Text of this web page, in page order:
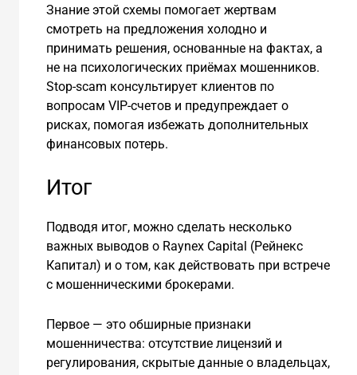
Знание этой схемы помогает жертвам
смотреть на предложения холодно и
принимать решения, основанные на фактах, а
не на психологических приёмах мошенников.
Stop-scam консультирует клиентов по
вопросам VIP-счетов и предупреждает о
рисках, помогая избежать дополнительных
финансовых потерь.
Итог
Подводя итог, можно сделать несколько
важных выводов о Raynex Capital (Рейнекс
Капитал) и о том, как действовать при встрече
с мошенническими брокерами.
Первое — это обширные признаки
мошенничества: отсутствие лицензий и
регулирования, скрытые данные о владельцах,